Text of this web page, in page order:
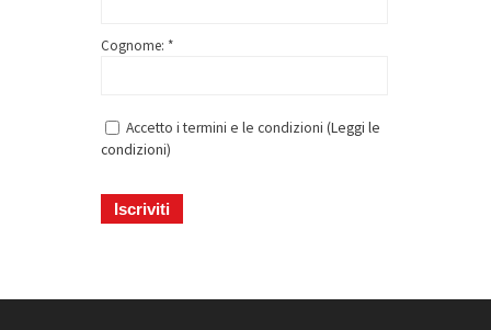
Cognome: *
Accetto i termini e le condizioni (Leggi le
condizioni)